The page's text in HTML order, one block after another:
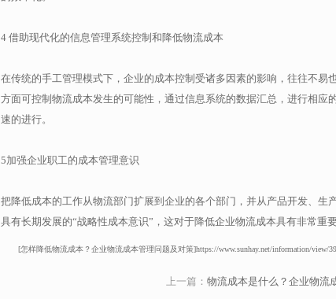
4 借助现代化的信息管理系统控制和降低物流成本
在传统的手工管理模式下，企业的成本控制受诸多因素的影响，往往不易
方面可控制物流成本发生的可能性，通过信息系统的数据汇总，进行相应
速的进行。
5加强企业职工的成本管理意识
把降低成本的工作从物流部门扩展到企业的各个部门，并从产品开发、
具有长期发展的“战略性成本意识”，这对于降低企业物流成本具有非常重要
[怎样降低物流成本？企业物流成本管理问题及对策]https://www.sunhay.net/information/view/
上一篇： 物流成本是什么？企业物流